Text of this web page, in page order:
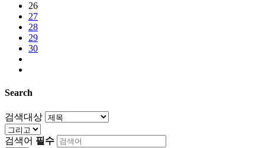
26
27
28
29
30
Search
검색대상
검색어 필수